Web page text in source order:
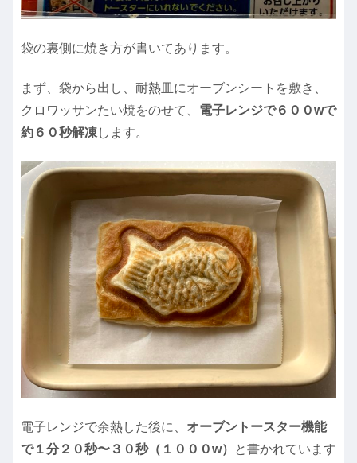
袋の裏側に焼き方が書いてあります。
まず、袋から出し、耐熱皿にオーブンシートを敷き、
クロワッサンたい焼をのせて、 電子レンジで６００wで
約６０秒解凍します。
電子レンジで余熱した後に、 オーブントースター機能
で１分２０秒〜３０秒（１０００w）
と書かれています